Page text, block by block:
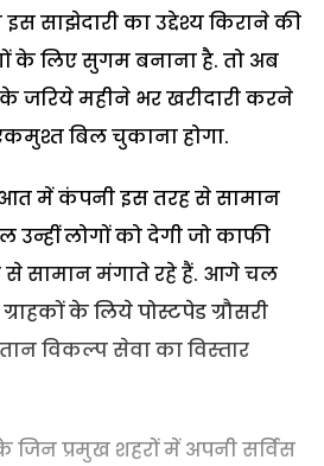
इस साझेदारी का उद्देश्य किराने की
के लिए सुगम बनाना है. तो अब
जरिये महीने भर खरीदारी करने
बिल चुकाना होगा.
में कंपनी इस तरह से सामान
लोगों को देगी जो काफी
सामान मंगाते रहे हैं. आगे चल
के लिये पोस्टपेड ग्रौसरी
विकल्प सेवा का विस्तार
जिन प्रमुख शहरों में अपनी सर्विस